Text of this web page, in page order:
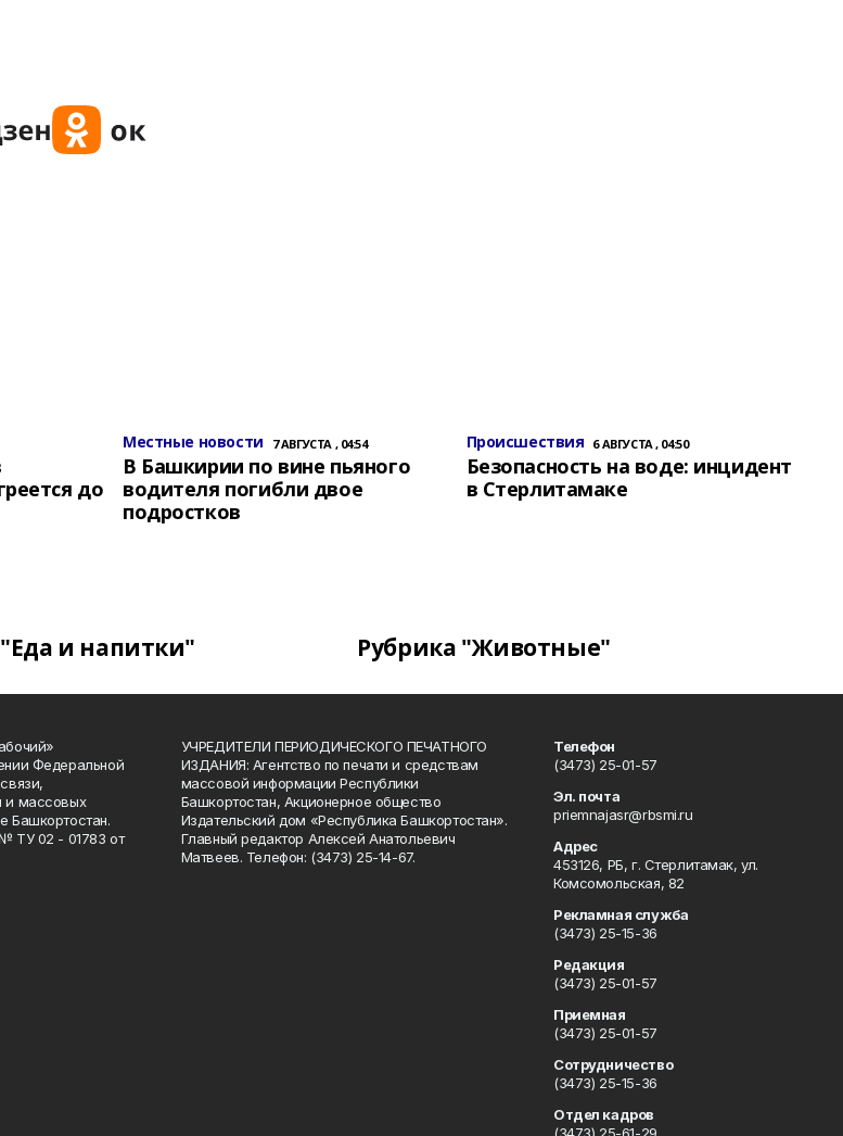
до
Местные новости 7 АВГУСТА , 04:54
В Башкирии по вине пьяного
водителя погибли двое
подростков
Происшествия 6 АВГУСТА , 04:50
Безопасность на воде: инцидент
в Стерлитамаке
и напитки" Рубрика "Животные"
Федеральной
и массовых
Башкортостан.
ТУ 02 - 01783 от
УЧРЕДИТЕЛИ ПЕРИОДИЧЕСКОГО ПЕЧАТНОГО
ИЗДАНИЯ: Агентство по печати и средствам
массовой информации Республики
Башкортостан, Акционерное общество
Издательский дом «Республика Башкортостан».
Главный редактор Алексей Анатольевич
Матвеев. Телефон: (3473) 25-14-67.
Телефон
(3473) 25-01-57
Эл. почта
priemnajasr@rbsmi.ru
Адрес
453126, РБ, г. Стерлитамак, ул.
Комсомольская, 82
Рекламная служба
(3473) 25-15-36
Редакция
(3473) 25-01-57
Приемная
(3473) 25-01-57
Сотрудничество
(3473) 25-15-36
Отдел кадров